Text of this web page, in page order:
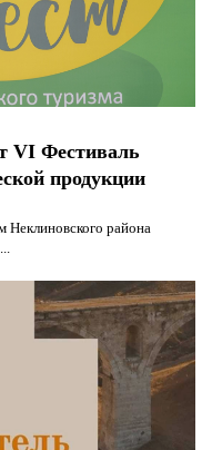
VI Фестиваль
продукции
Неклиновского района